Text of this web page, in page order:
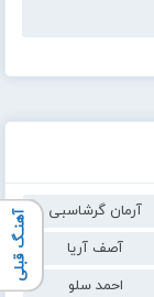
آرمان گرشاسبی
آصف آریا
احمد سلو
آهنـگ قبلی